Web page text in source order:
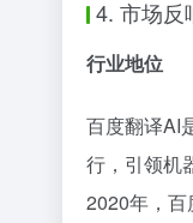
4. 市场反
行业地位
百度翻译AI
行，引领机
2020年，百